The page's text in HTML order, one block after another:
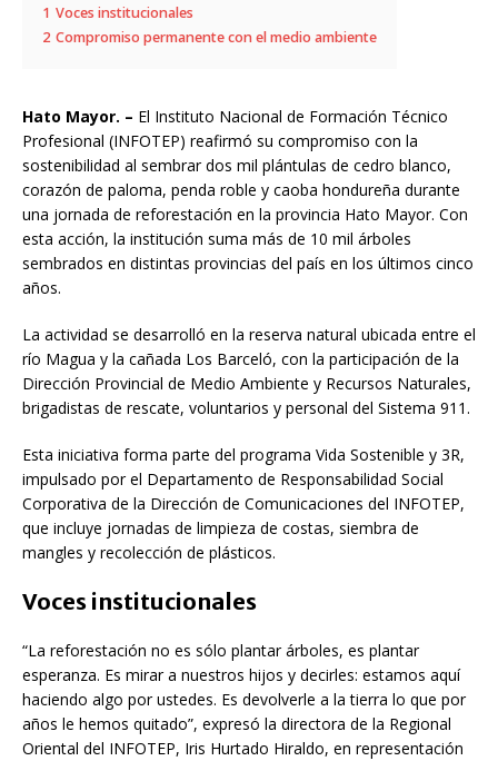
1 Voces institucionales
2 Compromiso permanente con el medio ambiente
Hato Mayor. – El Instituto Nacional de Formación Técnico
Profesional (INFOTEP) reafirmó su compromiso con la
sostenibilidad al sembrar dos mil plántulas de cedro blanco,
corazón de paloma, penda roble y caoba hondureña durante
una jornada de reforestación en la provincia Hato Mayor. Con
esta acción, la institución suma más de 10 mil árboles
sembrados en distintas provincias del país en los últimos cinco
años.
La actividad se desarrolló en la reserva natural ubicada entre el
río Magua y la cañada Los Barceló, con la participación de la
Dirección Provincial de Medio Ambiente y Recursos Naturales,
brigadistas de rescate, voluntarios y personal del Sistema 911.
Esta iniciativa forma parte del programa Vida Sostenible y 3R,
impulsado por el Departamento de Responsabilidad Social
Corporativa de la Dirección de Comunicaciones del INFOTEP,
que incluye jornadas de limpieza de costas, siembra de
mangles y recolección de plásticos.
Voces institucionales
“La reforestación no es sólo plantar árboles, es plantar
esperanza. Es mirar a nuestros hijos y decirles: estamos aquí
haciendo algo por ustedes. Es devolverle a la tierra lo que por
años le hemos quitado”, expresó la directora de la Regional
Oriental del INFOTEP, Iris Hurtado Hiraldo, en representación